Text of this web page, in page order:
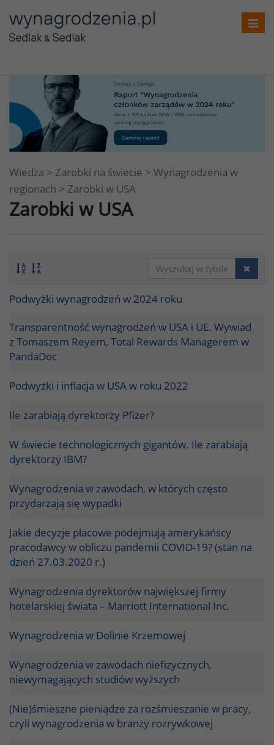
Wiedza > Zarobki na świecie > Wynagrodzenia w
regionach > Zarobki w USA
Zarobki w USA
Podwyżki wynagrodzeń w 2024 roku
Transparentność wynagrodzeń w USA i UE. Wywiad
z Tomaszem Reyem, Total Rewards Managerem w
PandaDoc
Podwyżki i inflacja w USA w roku 2022
Ile zarabiają dyrektorzy Pfizer?
W świecie technologicznych gigantów. Ile zarabiają
dyrektorzy IBM?
Wynagrodzenia w zawodach, w których często
przydarzają się wypadki
Jakie decyzje płacowe podejmują amerykańscy
pracodawcy w obliczu pandemii COVID-19? (stan na
dzień 27.03.2020 r.)
Wynagrodzenia dyrektorów największej firmy
hotelarskiej świata – Marriott International Inc.
Wynagrodzenia w Dolinie Krzemowej
Wynagrodzenia w zawodach niefizycznych,
niewymagających studiów wyższych
(Nie)śmieszne pieniądze za rozśmieszanie w pracy,
czyli wynagrodzenia w branży rozrywkowej